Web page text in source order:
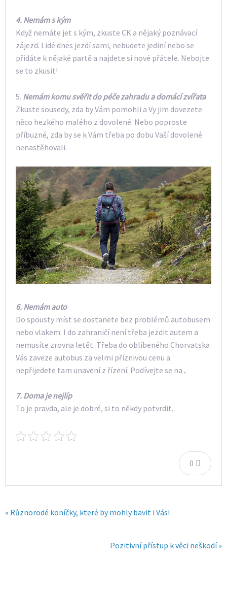
4. Nemám s kým
Když nemáte jet s kým, zkuste CK a nějaký poznávací
zájezd. Lidé dnes jezdí sami, nebudete jediní nebo se
přidáte k nějaké partě a najdete si nové přátele. Nebojte
se to zkusit!
5. Nemám komu svěřit do péče zahradu a domácí zvířata
Zkuste sousedy, zda by Vám pomohli a Vy jim dovezete
něco hezkého malého z dovolené. Nebo poproste
příbuzné, zda by se k Vám třeba po dobu Vaší dovolené
nenastěhovali.
6. Nemám auto
Do spousty míst se dostanete bez problémů autobusem
nebo vlakem. I do zahraničí není třeba jezdit autem a
nemusíte zrovna letět. Třeba do oblíbeného Chorvatska
Vás zaveze autobus za velmi příznivou cenu a
nepřijedete tam unavení z řízení. Podívejte se na .
7. Doma je nejlíp
To je pravda, ale je dobré, si to někdy potvrdit.
0
« Různorodé koníčky, které by mohly bavit i Vás!
Pozitivní přístup k věci neškodí »